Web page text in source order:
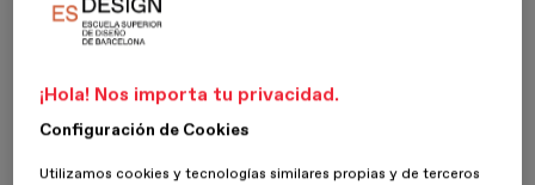
directoimpartidas por docentes en
activo y referentes premiados del sector.
¡Hola! Nos importa tu privacidad.
Configuración de Cookies
Utilizamos cookies y tecnologías similares propias y de terceros